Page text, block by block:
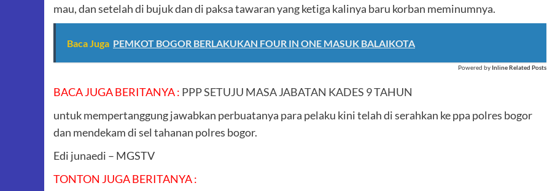
mau, dan setelah di bujuk dan di paksa tawaran yang ketiga kalinya baru korban meminumnya.
Baca Juga PEMKOT BOGOR BERLAKUKAN FOUR IN ONE MASUK BALAIKOTA
Powered by Inline Related Posts
BACA JUGA BERITANYA : PPP SETUJU MASA JABATAN KADES 9 TAHUN
untuk mempertanggung jawabkan perbuatanya para pelaku kini telah di serahkan ke ppa polres bogor
dan mendekam di sel tahanan polres bogor.
Edi junaedi – MGSTV
TONTON JUGA BERITANYA :